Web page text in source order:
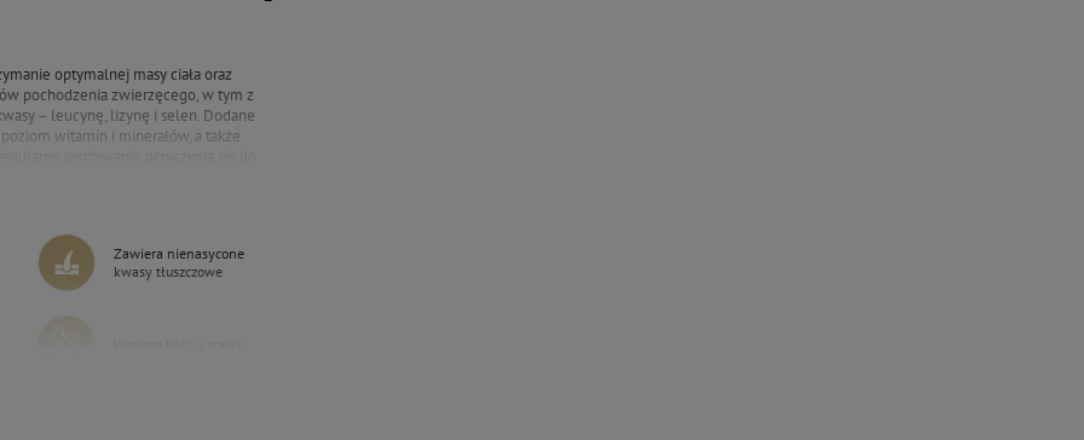
optymalnej masy ciała oraz
pochodzenia zwierzęcego, w tym z
– leucynę, lizynę i selen. Dodane
witamin i minerałów, a także
właściwe trawienie
apetyczny i pozwala na
Zawiera nienasycone
kwasy tłuszczowe